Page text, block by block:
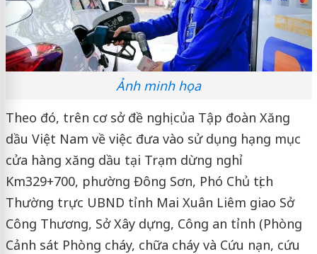
Ảnh minh họa
Theo đó, trên cơ sở đề nghị của Tập đoàn Xăng
dầu Việt Nam về việc đưa vào sử dụng hạng mục
cửa hàng xăng dầu tại Trạm dừng nghỉ
Km329+700, phường Đông Sơn, Phó Chủ tịch
Thường trực UBND tỉnh Mai Xuân Liêm giao Sở
Công Thương, Sở Xây dựng, Công an tỉnh (Phòng
Cảnh sát Phòng cháy, chữa cháy và Cứu nạn, cứu